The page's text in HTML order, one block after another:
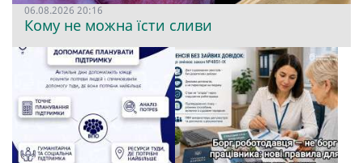
06.08.2026 20:16
Кому не можна їсти сливи